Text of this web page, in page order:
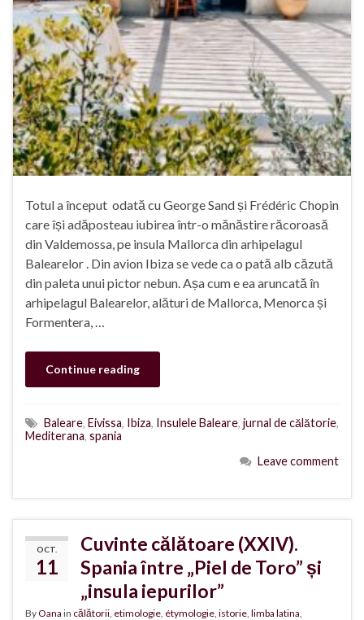
Totul a început odată cu George Sand și Frédéric Chopin
care își adăposteau iubirea într-o mănăstire răcoroasă
din Valdemossa, pe insula Mallorca din arhipelagul
Balearelor . Din avion Ibiza se vede ca o pată alb căzută
din paleta unui pictor nebun. Așa cum e ea aruncată în
arhipelagul Balearelor, alături de Mallorca, Menorca și
Formentera, …
Continue reading
Baleare, Eivissa, Ibiza, Insulele Baleare, jurnal de călătorie,
Mediterana, spania
Leave comment
OCT.
11
Cuvinte călătoare (XXIV).
Spania între „Piel de Toro” și
„insula iepurilor”
ByOana in călătorii etimologie étymologie istorie limba latina